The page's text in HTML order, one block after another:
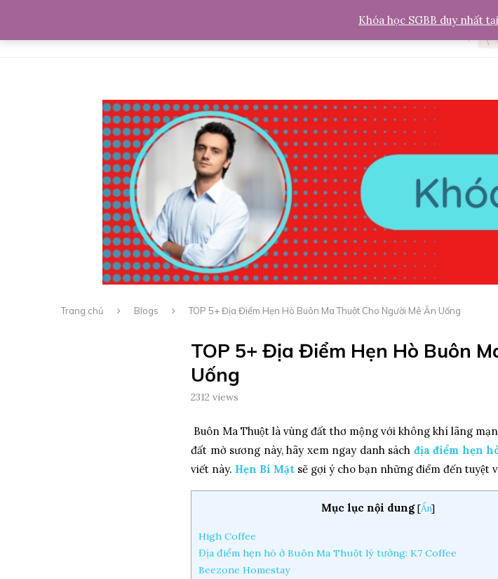
Trang chủ Blogs TOP 5+ Địa Điểm Hẹn Hò Buôn Ma Thuột Cho Người Mê Ăn Uống
TOP 5+ Địa Điểm Hẹn Hò Buôn
Uống
2312 views
Buôn Ma Thuột là vùng đất thơ mộng với không khí lãng
đất mờ sương này, hãy xem ngay danh sách địa điểm hẹn
viết này. Hẹn Bí Mật sẽ gợi ý cho bạn những điểm đến tuyệt
Mục lục nội dung [Ẩn]
High Coffee
Địa điểm hẹn hò ở Buôn Ma Thuột lý tưởng: K7 Coffee
Beezone Homestay
Khóa học SGBB duy nhất